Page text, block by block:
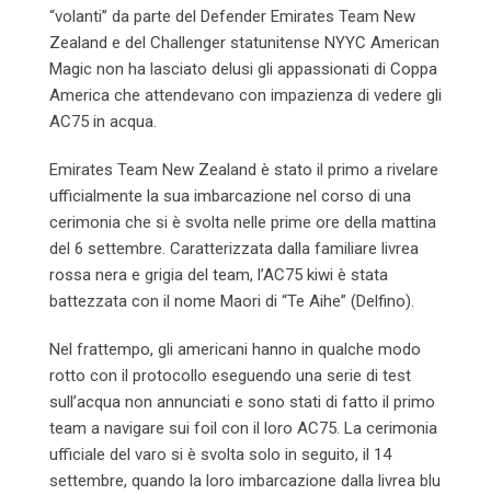
“volanti” da parte del Defender Emirates Team New
Zealand e del Challenger statunitense NYYC American
Magic non ha lasciato delusi gli appassionati di Coppa
America che attendevano con impazienza di vedere gli
AC75 in acqua.
Emirates Team New Zealand è stato il primo a rivelare
ufficialmente la sua imbarcazione nel corso di una
cerimonia che si è svolta nelle prime ore della mattina
del 6 settembre. Caratterizzata dalla familiare livrea
rossa nera e grigia del team, l’AC75 kiwi è stata
battezzata con il nome Maori di “Te Aihe” (Delfino).
Nel frattempo, gli americani hanno in qualche modo
rotto con il protocollo eseguendo una serie di test
sull’acqua non annunciati e sono stati di fatto il primo
team a navigare sui foil con il loro AC75. La cerimonia
ufficiale del varo si è svolta solo in seguito, il 14
settembre, quando la loro imbarcazione dalla livrea blu